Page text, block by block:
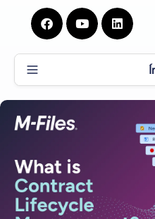
Una definición centrada
de la IA
Por qué la definición
Los contratos son
El punto de inflexión de